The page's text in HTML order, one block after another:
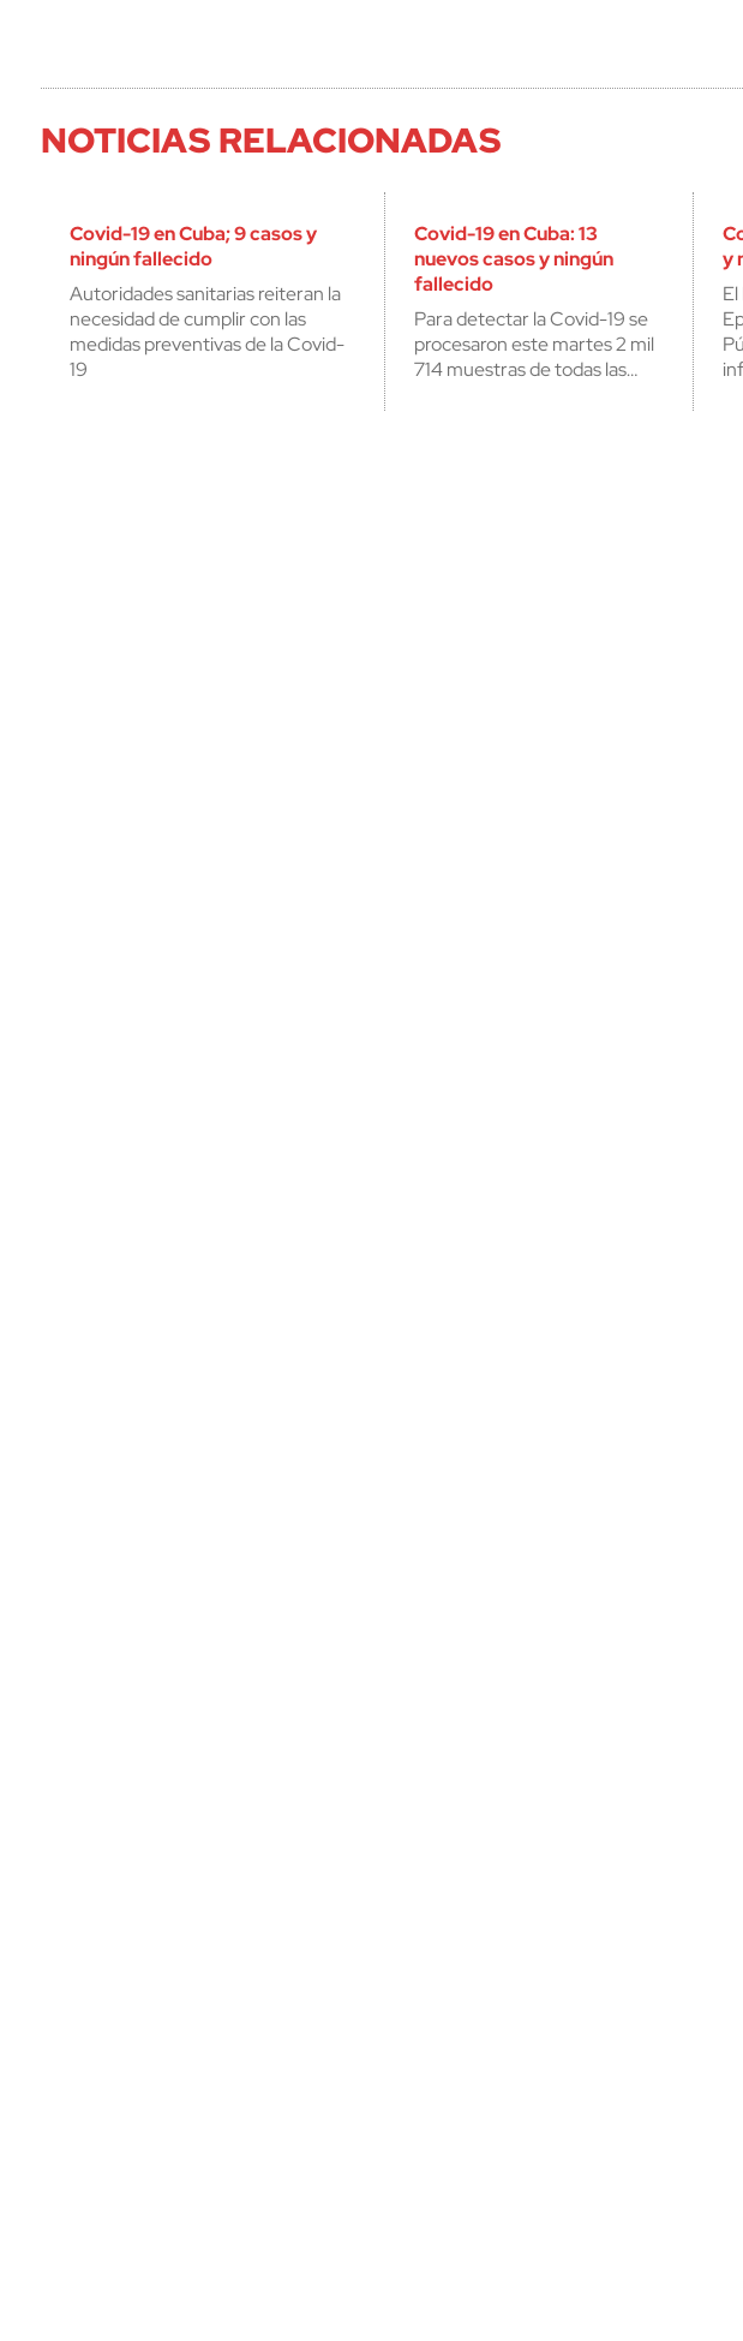
NOTICIAS RELACIONADAS
Covid-19 en Cuba; 9 casos y
ningún fallecido
Autoridades sanitarias reiteran la
necesidad de cumplir con las
medidas preventivas de la Covid-
19
Covid-19 en Cuba: 13
nuevos casos y ningún
fallecido
Para detectar la Covid-19 se
procesaron este martes 2 mil
714 muestras de todas las…
y